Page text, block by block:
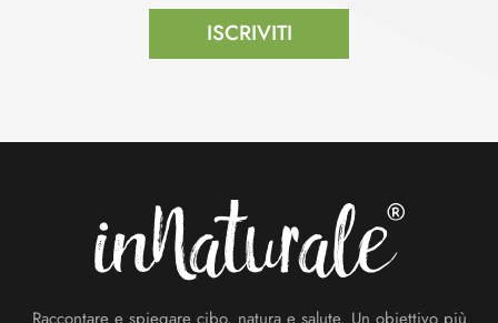
ISCRIVITI
Raccontare e spiegare cibo, natura e salute. Un obiettivo più